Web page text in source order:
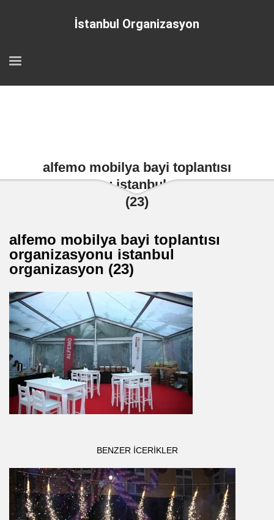
İstanbul Organizasyon
alfemo mobilya bayi toplantısı
organizasyonu istanbul organizasyon
(23)
alfemo mobilya bayi toplantısı
organizasyonu istanbul
organizasyon (23)
BENZER ICERIKLER